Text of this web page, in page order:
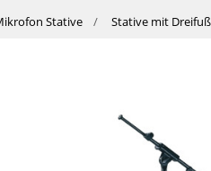
Stative Stative mit Dreifuß